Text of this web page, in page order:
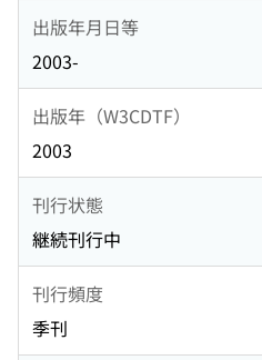
出版年月日等
2003-
出版年（W3CDTF）
2003
刊行状態
継続刊行中
刊行頻度
季刊